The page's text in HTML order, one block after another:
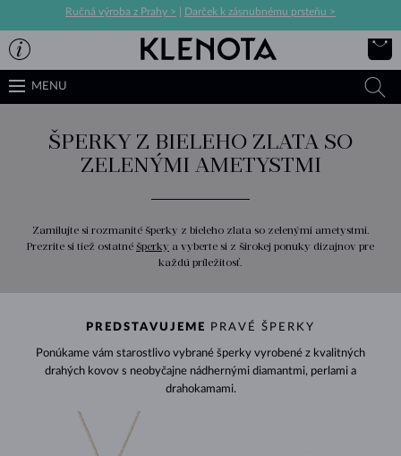
Ručná výroba z Prahy > Darček k zásnubnému prsteňu >
MENU
ŠPERKY Z BIELEHO ZLATA SO
ZELENÝMI AMETYSTMI
Zamilujte si rozmanité šperky z bieleho zlata so zelenými ametystmi.
Prezrite si tiež ostatné šperky a vyberte si z širokej ponuky dizajnov pre
každú príležitosť.
PREDSTAVUJEME PRAVÉ ŠPERKY
Ponúkame vám starostlivo vybrané šperky vyrobené z kvalitných
drahých kovov s neobyčajne nádhernými diamantmi, perlami a
drahokamami.